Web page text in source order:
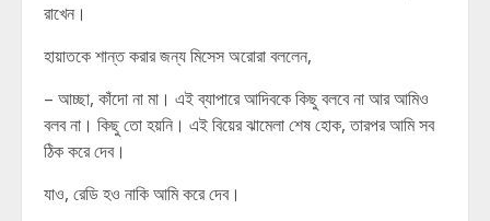
রাখেন।
হায়াতকে শান্ত করার জন্য মিসেস অরোরা বললেন,
– আচ্ছা, কাঁদো না মা। এই ব্যাপারে আদিবকে কিছু বলবে না আর আমিও
বলব না। কিছু তো হয়নি। এই বিয়ের ঝামেলা শেষ হোক, তারপর আমি সব
ঠিক করে দেব।
যাও, রেডি হও নাকি আমি করে দেব।